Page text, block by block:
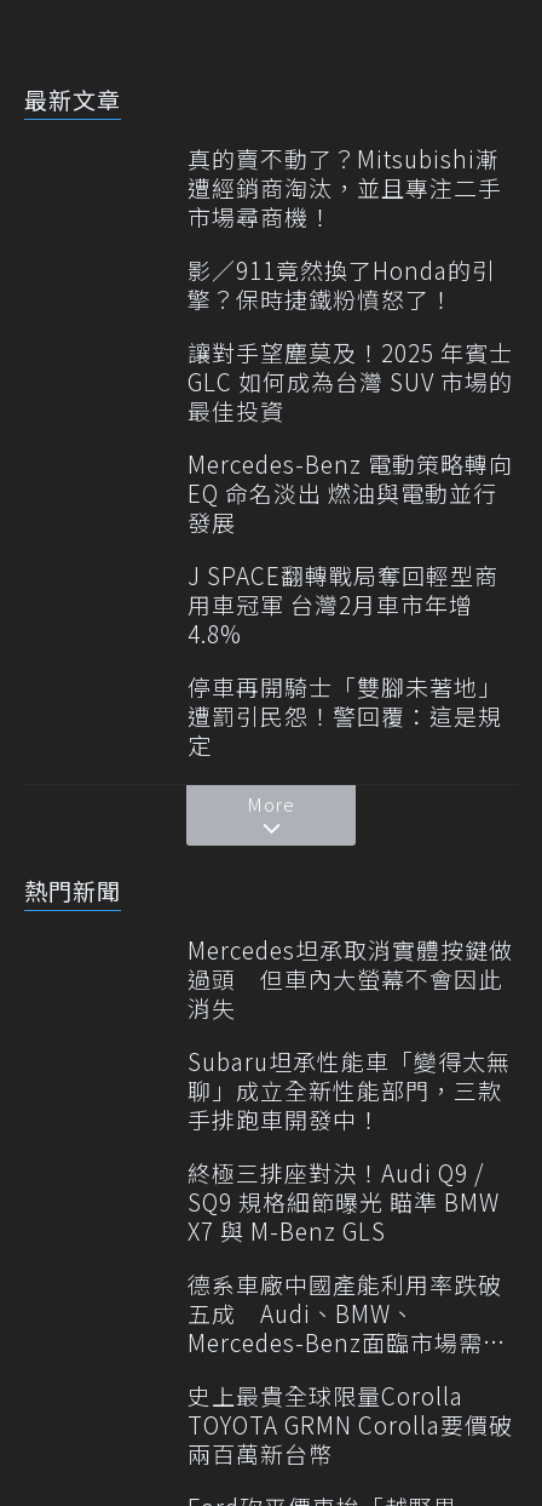
最新文章
真的賣不動了？Mitsubishi漸
遭經銷商淘汰，並且專注二手
市場尋商機！
影／911竟然換了Honda的引
擎？保時捷鐵粉憤怒了！
讓對手望塵莫及！2025 年賓士
GLC 如何成為台灣 SUV 市場的
最佳投資
Mercedes-Benz 電動策略轉向
EQ 命名淡出 燃油與電動並行
發展
J SPACE翻轉戰局奪回輕型商
用車冠軍 台灣2月車市年增
4.8%
停車再開騎士「雙腳未著地」
遭罰引民怨！警回覆：這是規
定
More
熱門新聞
Mercedes坦承取消實體按鍵做
過頭 但車內大螢幕不會因此
消失
Subaru坦承性能車「變得太無
聊」成立全新性能部門，三款
手排跑車開發中！
終極三排座對決！Audi Q9 /
SQ9 規格細節曝光 瞄準 BMW
X7 與 M-Benz GLS
德系車廠中國產能利用率跌破
五成 Audi、BMW、
Mercedes-Benz面臨市場需求
史上最貴全球限量Corolla
TOYOTA GRMN Corolla要價破
兩百萬新台幣